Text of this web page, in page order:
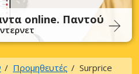
online. Παντού
Προμηθευτές Surprice